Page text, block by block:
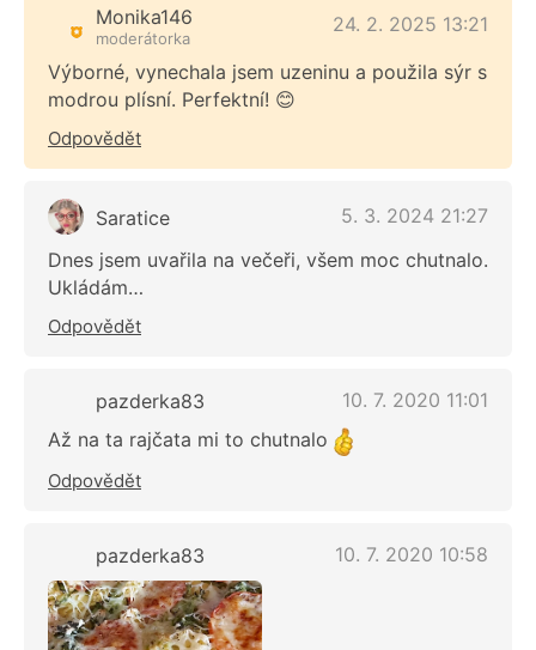
Monika146
moderátorka
24. 2. 2025 13:21
Výborné, vynechala jsem uzeninu a použila sýr s
modrou plísní. Perfektní! 😊
Odpovědět
Saratice
5. 3. 2024 21:27
Dnes jsem uvařila na večeři, všem moc chutnalo.
Ukládám…
Odpovědět
pazderka83
10. 7. 2020 11:01
Až na ta rajčata mi to chutnalo
Odpovědět
pazderka83 10. 7. 2020 10:58